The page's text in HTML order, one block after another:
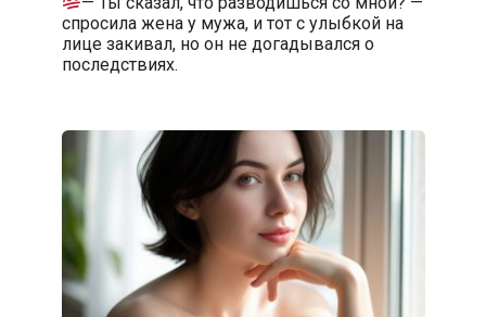
спросила жена у мужа, и тот с улыбкой на
лице закивал, но он не догадывался о
последствиях.